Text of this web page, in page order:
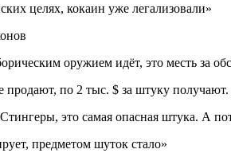
целях, кокаин уже легализовали»
оружием идёт, это месть за
продают, по 2 тыс. $ за штуку
это самая опасная штука. А
предметом шуток стало»